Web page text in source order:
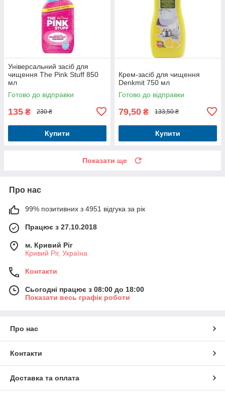
Універсальний засіб для
чищення The Pink Stuff 850
мл
Готово до відправки
135 ₴ 230 ₴
Купити
Крем-засіб для чищення
Denkmit 750 мл
Готово до відправки
79,50 ₴ 133,50 ₴
Купити
Показати ще
Про нас
99% позитивних з 4951 відгука за рік
Працює з 27.10.2018
м. Кривий Ріг
Кривий Ріг, Україна
Контакти
Сьогодні працює з 08:00 до 18:00
Показати весь графік роботи
Про нас
Контакти
Доставка та оплата